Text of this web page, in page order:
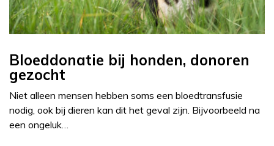
Bloeddonatie bij honden, donoren
gezocht
Niet alleen mensen hebben soms een bloedtransfusie
nodig, ook bij dieren kan dit het geval zijn. Bijvoorbeeld na
een ongeluk…